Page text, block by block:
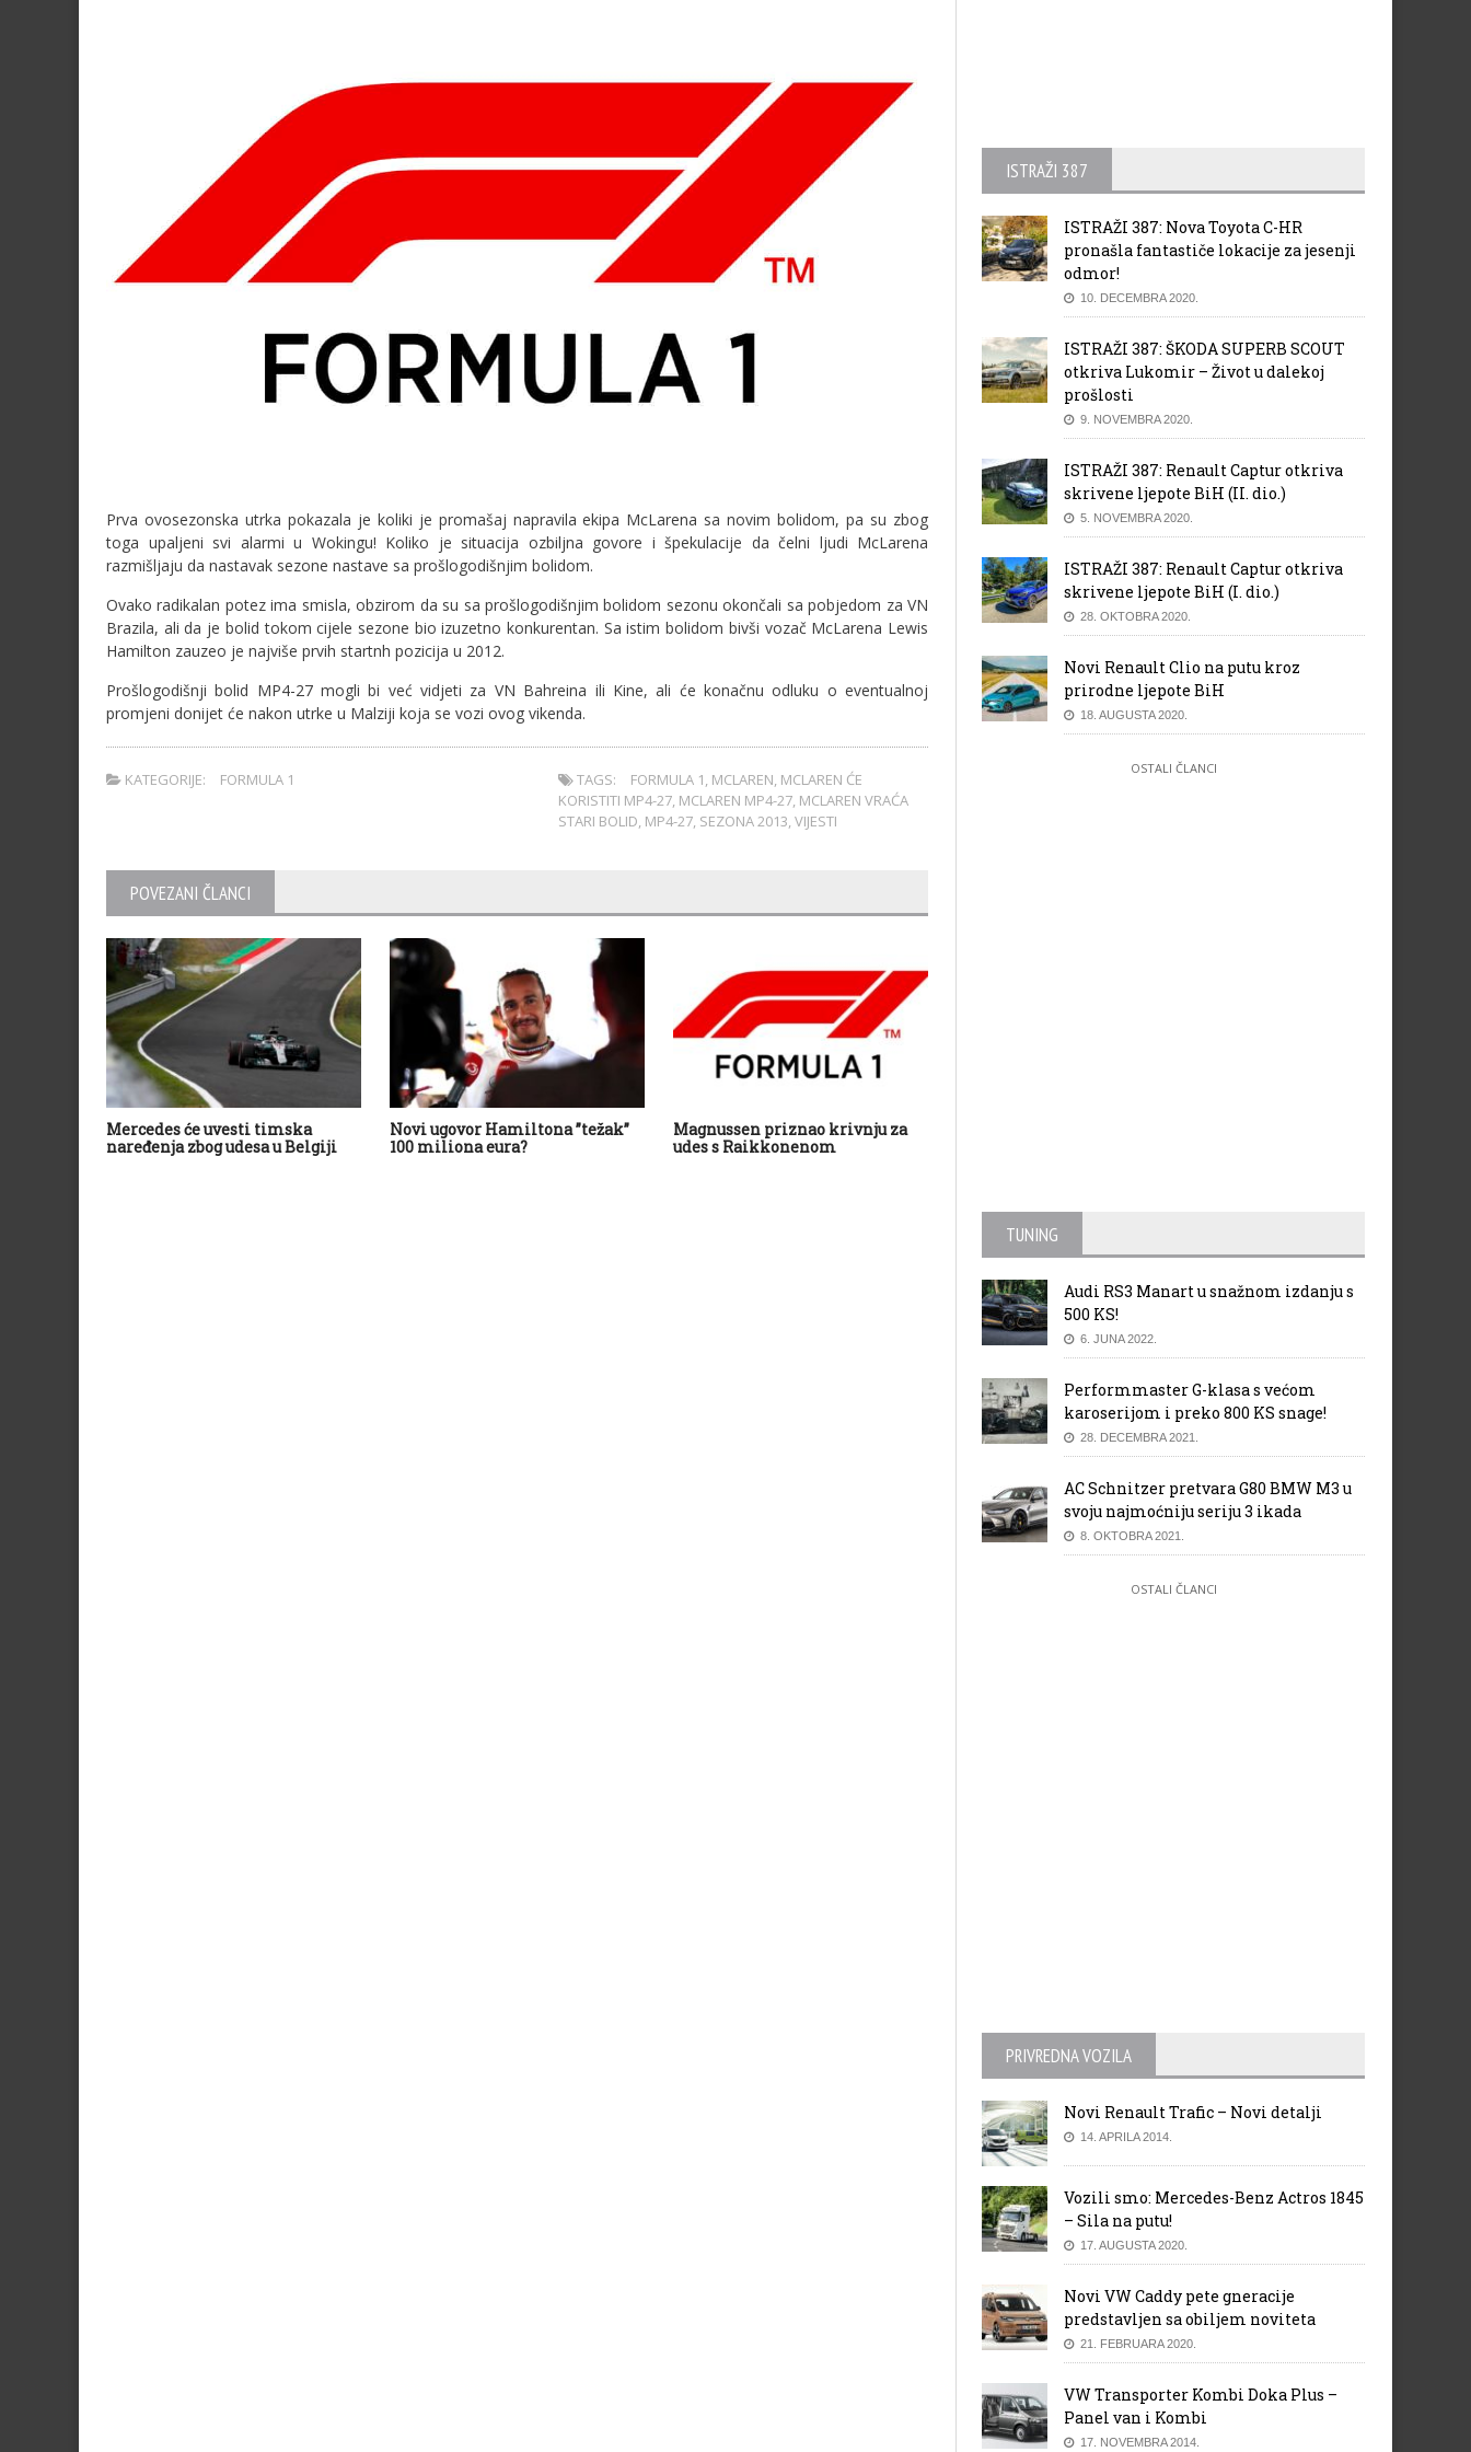
Prva ovosezonska utrka pokazala je koliki je promašaj napravila ekipa McLarena sa novim bolidom, pa su zbog
toga upaljeni svi alarmi u Wokingu! Koliko je situacija ozbiljna govore i špekulacije da čelni ljudi McLarena
razmišljaju da nastavak sezone nastave sa prošlogodišnjim bolidom.
Ovako radikalan potez ima smisla, obzirom da su sa prošlogodišnjim bolidom sezonu okončali sa pobjedom za VN
Brazila, ali da je bolid tokom cijele sezone bio izuzetno konkurentan. Sa istim bolidom bivši vozač McLarena Lewis
Hamilton zauzeo je najviše prvih startnh pozicija u 2012.
Prošlogodišnji bolid MP4-27 mogli bi već vidjeti za VN Bahreina ili Kine, ali će konačnu odluku o eventualnoj
promjeni donijet će nakon utrke u Malziji koja se vozi ovog vikenda.
KATEGORIJE: FORMULA 1 TAGS: FORMULA 1, MCLAREN, MCLAREN ĆE
KORISTITI MP4-27, MCLAREN MP4-27, MCLAREN VRAĆA
STARI BOLID, MP4-27, SEZONA 2013,VIJESTI
POVEZANI ČLANCI
Mercedes će uvesti timska
naređenja zbog udesa u Belgiji
Novi ugovor Hamiltona ”težak”
100 miliona eura?
Magnussen priznao krivnju za
udes s Raikkonenom
ISTRAŽI 387
ISTRAŽI 387: Nova Toyota C-HR
pronašla fantastiče lokacije za jesenji
odmor!
10. DECEMBRA 2020.
ISTRAŽI 387: ŠKODA SUPERB SCOUT
otkriva Lukomir – Život u dalekoj
prošlosti
9. NOVEMBRA 2020.
ISTRAŽI 387: Renault Captur otkriva
skrivene ljepote BiH (II. dio.)
5. NOVEMBRA 2020.
ISTRAŽI 387: Renault Captur otkriva
skrivene ljepote BiH (I. dio.)
28. OKTOBRA 2020.
Novi Renault Clio na putu kroz
prirodne ljepote BiH
18. AUGUSTA 2020.
OSTALI ČLANCI
TUNING
Audi RS3 Manart u snažnom izdanju s
500 KS!
6. JUNA 2022.
Performmaster G-klasa s većom
karoserijom i preko 800 KS snage!
28. DECEMBRA 2021.
AC Schnitzer pretvara G80 BMW M3 u
svoju najmoćniju seriju 3 ikada
8. OKTOBRA 2021.
OSTALI ČLANCI
PRIVREDNA VOZILA
Novi Renault Trafic – Novi detalji
14. APRILA 2014.
Vozili smo: Mercedes-Benz Actros 1845
– Sila na putu!
17. AUGUSTA 2020.
Novi VW Caddy pete gneracije
predstavljen sa obiljem noviteta
21. FEBRUARA 2020.
VW Transporter Kombi Doka Plus –
Panel van i Kombi
17. NOVEMBRA 2014.